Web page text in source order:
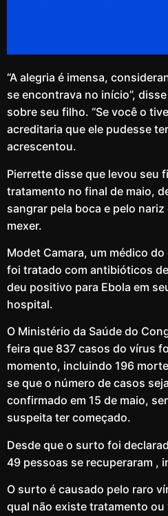
“A alegria é imensa,
se encontrava no início”,
sobre seu filho. “Se você o
acreditaria que ele pudesse
acrescentou.
Pierrette disse que levou seu
tratamento no final de maio,
sangrar pela boca e pelo
mexer.
Modet Camara, um médico
foi tratado com antibióticos
deu positivo para Ebola em
hospital.
O Ministério da Saúde do
feira que 837 casos do vírus
momento, incluindo 196
se que o número de casos
confirmado em 15 de maio,
suspeita ter começado.
Desde que o surto foi
49 pessoas se recuperaram ,
O surto é causado pelo raro
qual não existe tratamento